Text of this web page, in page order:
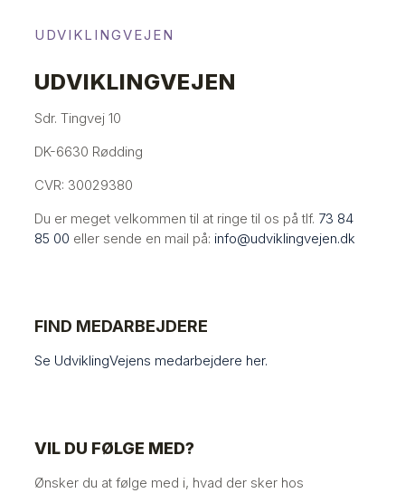
UDVIKLINGVEJEN
UDVIKLINGVEJEN
Sdr. Tingvej 10
DK-6630 Rødding
CVR: 30029380
Du er meget velkommen til at ringe til os på tlf. 73 84
85 00 eller sende en mail på: info@udviklingvejen.dk
FIND MEDARBEJDERE
Se UdviklingVejens medarbejdere her.
VIL DU FØLGE MED?
Ønsker du at følge med i, hvad der sker hos